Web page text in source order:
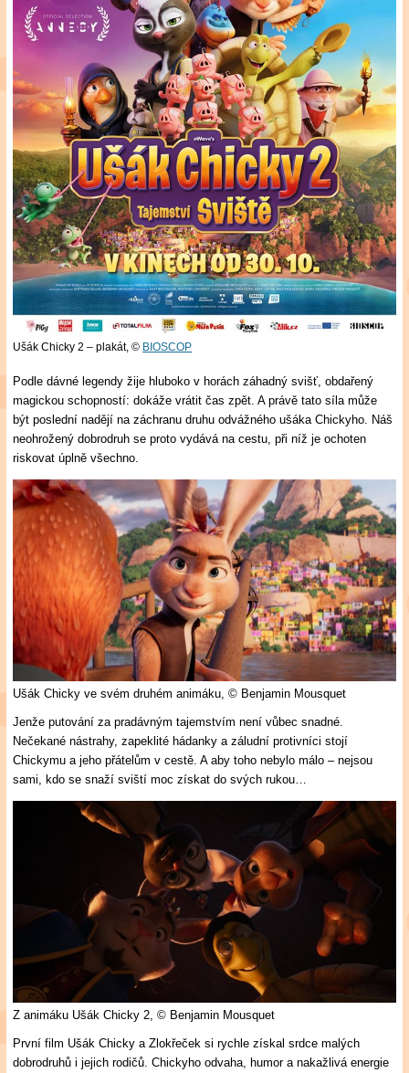
Ušák Chicky 2 – plakát,© BIOSCOP
Podle dávné legendy žije hluboko v horách záhadný svišť, obdařený
magickou schopností: dokáže vrátit čas zpět. A právě tato síla může
být poslední nadějí na záchranu druhu odvážného ušáka Chickyho. Náš
neohrožený dobrodruh se proto vydává na cestu, při níž je ochoten
riskovat úplně všechno.
Ušák Chicky ve svém druhém animáku,© Benjamin Mousquet
Jenže putování za pradávným tajemstvím není vůbec snadné.
Nečekané nástrahy, zapeklité hádanky a záludní protivníci stojí
Chickymu a jeho přátelům v cestě. A aby toho nebylo málo – nejsou
sami, kdo se snaží sviští moc získat do svých rukou…
Z animáku Ušák Chicky 2,© Benjamin Mousquet
První film Ušák Chicky a Zlokřeček si rychle získal srdce malých
dobrodruhů i jejich rodičů. Chickyho odvaha, humor a nakažlivá energie